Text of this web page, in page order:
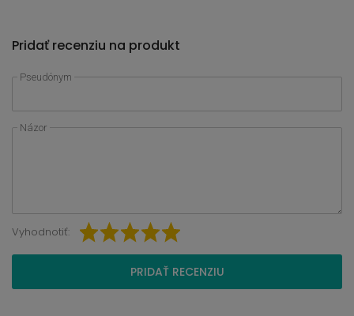
Pridať recenziu na produkt
Pseudónym
Názor
Vyhodnotiť:
PRIDAŤ RECENZIU